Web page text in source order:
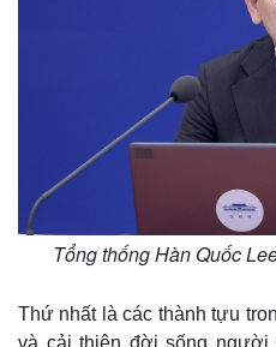
Tổng thống Hàn Quốc
Thứ nhất là các thành tựu